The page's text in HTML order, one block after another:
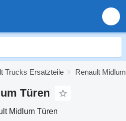
Trucks Ersatzteile Renault
Türen
Midlum Türen